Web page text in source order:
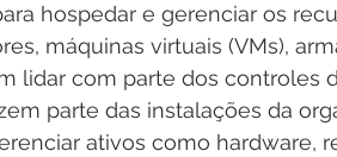
hospedar e gerenciar os
máquinas virtuais (VMs),
lidar com parte dos controles
parte das instalações da
ativos como hardware,